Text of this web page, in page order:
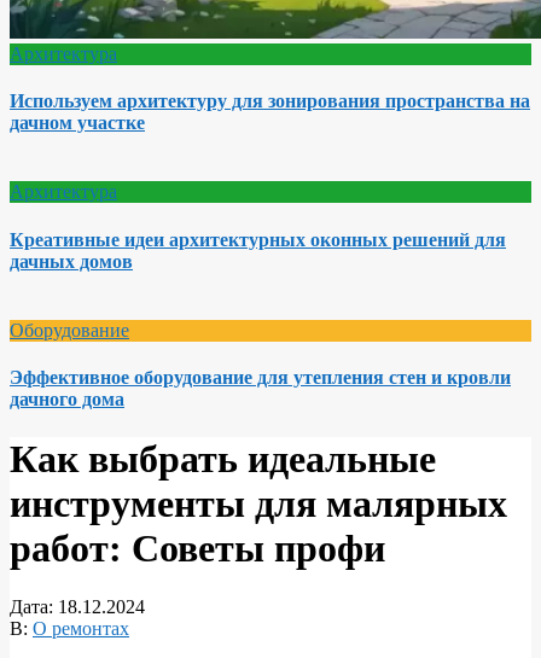
Архитектура
Используем архитектуру для зонирования пространства на
дачном участке
Архитектура
Креативные идеи архитектурных оконных решений для
дачных домов
Оборудование
Эффективное оборудование для утепления стен и кровли
дачного дома
Как выбрать идеальные
инструменты для малярных
работ: Советы профи
Дата: 18.12.2024
В: О ремонтах